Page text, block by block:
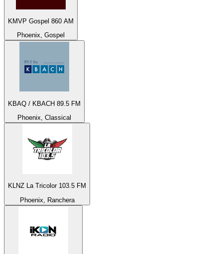
KMVP Gospel 860 AM
Phoenix, Gospel
KBAQ / KBACH 89.5 FM
Phoenix, Classical
KLNZ La Tricolor 103.5 FM
Phoenix, Ranchera